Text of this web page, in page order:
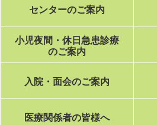
センターのご案内
小児夜間・休日急患診療
のご案内
入院・面会のご案内
医療関係者の皆様へ